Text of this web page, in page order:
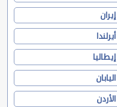
إيران
أيرلندا
إيطاليا
اليابان
الأردن